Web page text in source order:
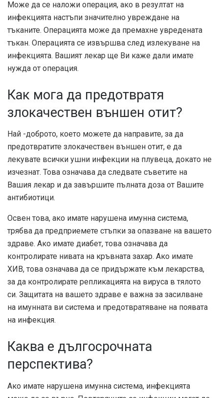
Може да се наложи операция, ако в резултат на
инфекцията настъпи значително увреждане на
тъканите. Операцията може да премахне увредената
тъкан. Операцията се извършва след излекуване на
инфекцията. Вашият лекар ще Ви каже дали имате
нужда от операция.
Как мога да предотвратя
злокачествен външен отит?
Най -доброто, което можете да направите, за да
предотвратите злокачествен външен отит, е да
лекувате всички ушни инфекции на плувеца, докато не
изчезнат. Това означава да следвате съветите на
Вашия лекар и да завършите пълната доза от Вашите
антибиотици.
Освен това, ако имате нарушена имунна система,
трябва да предприемете стъпки за опазване на вашето
здраве. Ако имате диабет, това означава да
контролирате нивата на кръвната захар. Ако имате
ХИВ, това означава да се придържате към лекарства,
за да контролирате репликацията на вируса в тялото
си. Защитата на вашето здраве е важна за засилване
на имунната ви система и предотвратяване на появата
на инфекция.
Каква е дългосрочната
перспектива?
Ако имате нарушена имунна система, инфекцията